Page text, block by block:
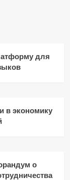
для
в экономику
о